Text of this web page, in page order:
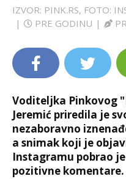
IZVOR: PINK.RS, FOTO:
|
PRE GODINU |
Voditeljka Pinkovog
Jeremić priredila je
nezaboravno
a snimak koji je
Instagramu pobrao
pozitivne komentare.